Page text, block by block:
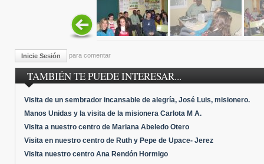
Inicie Sesión para comentar
TAMBIÉN TE PUEDE INTERESAR...
Visita de un sembrador incansable de alegría, José Luis, misionero.
Manos Unidas y la visita de la misionera Carlota M A.
Visita a nuestro centro de Mariana Abeledo Otero
Visita en nuestro centro de Ruth y Pepe de Upace- Jerez
Visita nuestro centro Ana Rendón Hormigo